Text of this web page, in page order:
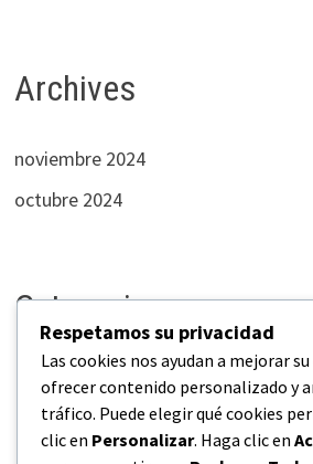
Archives
noviembre 2024
octubre 2024
Categories
Empresas
Industrias
Respetamos su privacidad
Las cookies nos ayudan a mejorar
ofrecer contenido personalizado y
tráfico. Puede elegir qué cookies
clic en Personalizar. Haga clic en